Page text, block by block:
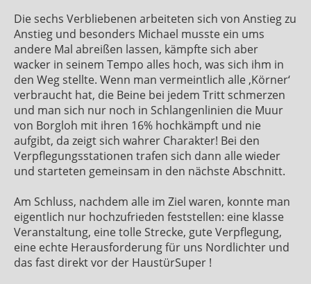
Die sechs Verbliebenen arbeiteten sich von Anstieg zu
Anstieg und besonders Michael musste ein ums
andere Mal abreißen lassen, kämpfte sich aber
wacker in seinem Tempo alles hoch, was sich ihm in
den Weg stellte. Wenn man vermeintlich alle ‚Körner‘
verbraucht hat, die Beine bei jedem Tritt schmerzen
und man sich nur noch in Schlangenlinien die Muur
von Borgloh mit ihren 16% hochkämpft und nie
aufgibt, da zeigt sich wahrer Charakter! Bei den
Verpflegungsstationen trafen sich dann alle wieder
und starteten gemeinsam in den nächste Abschnitt.
Am Schluss, nachdem alle im Ziel waren, konnte man
eigentlich nur hochzufrieden feststellen: eine klasse
Veranstaltung, eine tolle Strecke, gute Verpflegung,
eine echte Herausforderung für uns Nordlichter und
das fast direkt vor der HaustürSuper !